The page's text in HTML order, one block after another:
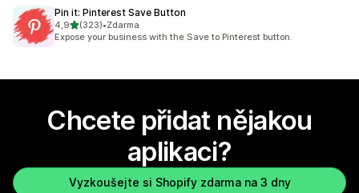
Pin it: Pinterest Save Button
4,9z 5 hvězd
(323)
Celkový počet recenzí: 323
•Zdarma
Expose your business with the Save to Pinterest button.
Chcete přidat nějakou
aplikaci?
Vyzkoušejte si Shopify zdarma na 3 dny